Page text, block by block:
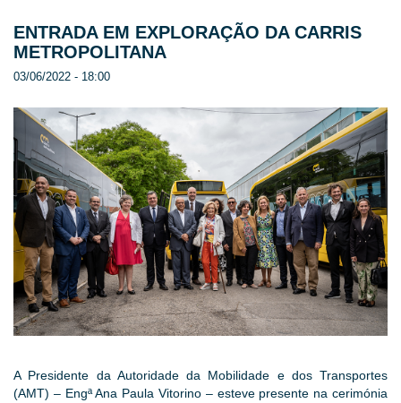
ENTRADA EM EXPLORAÇÃO DA CARRIS
METROPOLITANA
03/06/2022 - 18:00
A Presidente da Autoridade da Mobilidade e dos Transportes
(AMT) – Engª Ana Paula Vitorino – esteve presente na cerimónia